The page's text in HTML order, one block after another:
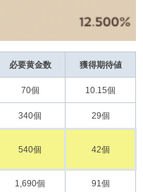
必要黄金数 獲得期待値
70個 10.15個
340個 29個
540個 42個
1,690個 91個